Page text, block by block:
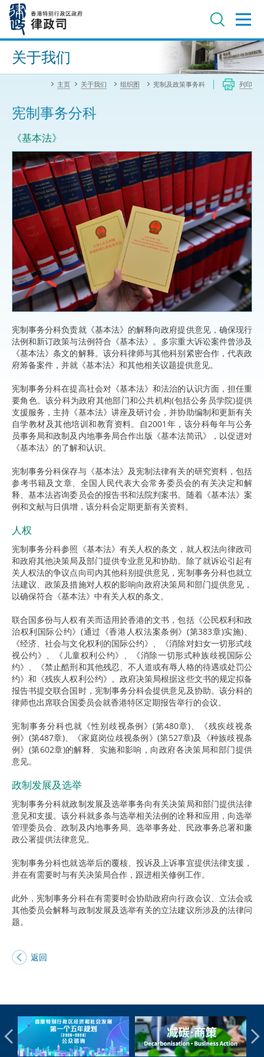
内
进阶搜寻
关于我们
主页 关于我们 组织图 宪制及政策事务科 列印
宪制事务分科
《基本法》
宪制事务分科负责就《基本法》的解释向政府提供意见，确保现行
法例和新订政策与法例符合《基本法》。多宗重大诉讼案件曾涉及
《基本法》条文的解释。该分科律师与其他科别紧密合作，代表政
府筹备案件，并就《基本法》和其他相关议题提供意见。
宪制事务分科在提高社会对《基本法》和法治的认识方面，担任重
要角色。该分科为政府其他部门和公共机构(包括公务员学院)提供
支援服务，主持《基本法》讲座及研讨会，并协助编制和更新有关
自学教材及其他培训和教育资料。自2001年，该分科每年与公务
员事务局和政制及内地事务局合作出版《基本法简讯》，以促进对
《基本法》的了解和认识。
宪制事务分科保存与《基本法》及宪制法律有关的研究资料，包括
参考书籍及文章、全国人民代表大会常务委员会的有关决定和解
释、基本法咨询委员会的报告书和法院判案书。随着《基本法》案
例和文献与日俱增，该分科会定期更新有关资料。
人权
宪制事务分科参照《基本法》有关人权的条文，就人权法向律政司
和政府其他决策局及部门提供专业意见和协助。除了就诉讼引起有
关人权法的争议点向司内其他科别提供意见，宪制事务分科也就立
法建议、政策及措施对人权的影响向政府决策局和部门提供意见，
以确保符合《基本法》中有关人权的条文。
联合国多份与人权有关而适用於香港的文书，包括《公民权利和政
治权利国际公约》(通过《香港人权法案条例》(第383章)实施)、
《经济、社会与文化权利的国际公约》、《消除对妇女一切形式歧
视公约》、《儿童权利公约》、《消除一切形式种族歧视国际公
约》、《禁止酷刑和其他残忍、不人道或有辱人格的待遇或处罚公
约》和《残疾人权利公约》。政府决策局根据这些文书的规定拟备
报告书提交联合国时，宪制事务分科会提供意见及协助。该分科的
律师也出席联合国委员会就香港特区定期报告举行的会议。
宪制事务分科也就《性别歧视条例》(第480章)、《残疾歧视条
例》(第487章)、《家庭岗位歧视条例》(第527章)及《种族歧视条
例》(第602章)的解释、实施和影响，向政府各决策局和部门提供
意见。
政制发展及选举
宪制事务分科就政制发展及选举事务向有关决策局和部门提供法律
意见和支援。该分科就多条与选举相关法例的诠释和应用，向选举
管理委员会、政制及内地事务局、选举事务处、民政事务总署和廉
政公署提供法律意见。
宪制事务分科也就选举后的覆核、投诉及上诉事宜提供法律支援，
并在有需要时与有关决策局合作，跟进相关修例工作。
此外，宪制事务分科在有需要时会协助政府向行政会议、立法会或
其他委员会解释与政制发展及选举有关的立法建议所涉及的法律问
题。
返回